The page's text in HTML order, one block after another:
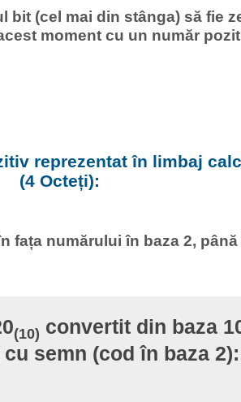
bit (cel mai din stânga) să fie
moment cu un număr
reprezentat în limbaj
(4 Octeți):
fața numărului în baza 2,
(10) convertit din baza
semn (cod în baza 2):